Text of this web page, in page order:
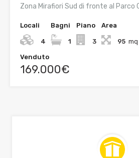
Zona Mirafiori Sud di fronte al Parco
Locali
4
Bagni
1
Piano
3
Area
95 mq
Venduto
169.000€